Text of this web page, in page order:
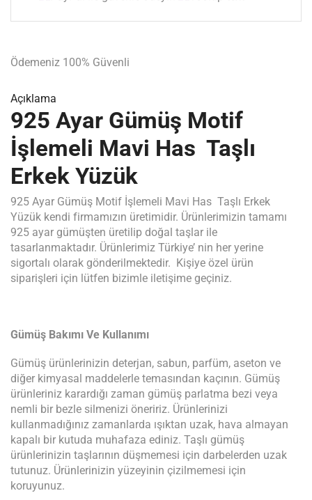
Ödemeniz 100% Güvenli
Açıklama
925 Ayar Gümüş Motif
İşlemeli Mavi Has Taşlı
Erkek Yüzük
925 Ayar Gümüş Motif İşlemeli Mavi Has Taşlı Erkek
Yüzük kendi firmamızın üretimidir. Ürünlerimizin tamamı
925 ayar gümüşten üretilip doğal taşlar ile
tasarlanmaktadır. Ürünlerimiz Türkiye’ nin her yerine
sigortalı olarak gönderilmektedir. Kişiye özel ürün
siparişleri için lütfen bizimle iletişime geçiniz.
Gümüş Bakımı Ve Kullanımı
Gümüş ürünlerinizin deterjan, sabun, parfüm, aseton ve
diğer kimyasal maddelerle temasından kaçının. Gümüş
ürünleriniz karardığı zaman gümüş parlatma bezi veya
nemli bir bezle silmenizi öneririz. Ürünlerinizi
kullanmadığınız zamanlarda ışıktan uzak, hava almayan
kapalı bir kutuda muhafaza ediniz. Taşlı gümüş
ürünlerinizin taşlarının düşmemesi için darbelerden uzak
tutunuz. Ürünlerinizin yüzeyinin çizilmemesi için
koruyunuz.